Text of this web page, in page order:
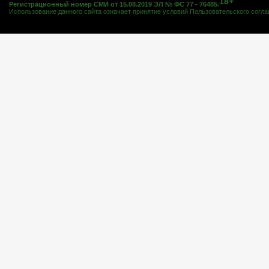
Регистрационный номер СМИ от 15.08.2019 ЭЛ № ФС 77 - 76485.
Использование данного сайта означает принятие условий Пользовательского